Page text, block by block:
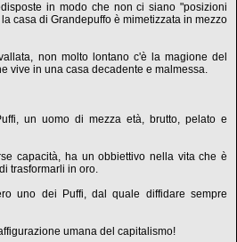
in modo che non ci siano "posizioni
casa di Grandepuffo è mimetizzata in mezzo
non molto lontano c'è la magione del
vive in una casa decadente e malmessa.
un uomo di mezza età, brutto, pelato e
capacità, ha un obbiettivo nella vita che è
trasformarli in oro.
uno dei Puffi, dal quale diffidare sempre
umana del capitalismo!